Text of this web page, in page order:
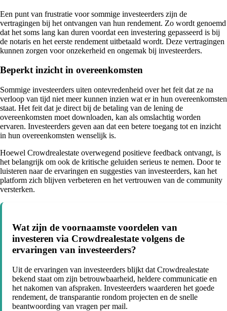
Een punt van frustratie voor sommige investeerders zijn de
vertragingen bij het ontvangen van hun rendement. Zo wordt genoemd
dat het soms lang kan duren voordat een investering gepasseerd is bij
de notaris en het eerste rendement uitbetaald wordt. Deze vertragingen
kunnen zorgen voor onzekerheid en ongemak bij investeerders.
Beperkt inzicht in overeenkomsten
Sommige investeerders uiten ontevredenheid over het feit dat ze na
verloop van tijd niet meer kunnen inzien wat er in hun overeenkomsten
staat. Het feit dat je direct bij de betaling van de lening de
overeenkomsten moet downloaden, kan als omslachtig worden
ervaren. Investeerders geven aan dat een betere toegang tot en inzicht
in hun overeenkomsten wenselijk is.
Hoewel Crowdrealestate overwegend positieve feedback ontvangt, is
het belangrijk om ook de kritische geluiden serieus te nemen. Door te
luisteren naar de ervaringen en suggesties van investeerders, kan het
platform zich blijven verbeteren en het vertrouwen van de community
versterken.
Wat zijn de voornaamste voordelen van
investeren via Crowdrealestate volgens de
ervaringen van investeerders?
Uit de ervaringen van investeerders blijkt dat Crowdrealestate
bekend staat om zijn betrouwbaarheid, heldere communicatie en
het nakomen van afspraken. Investeerders waarderen het goede
rendement, de transparantie rondom projecten en de snelle
beantwoording van vragen per mail.